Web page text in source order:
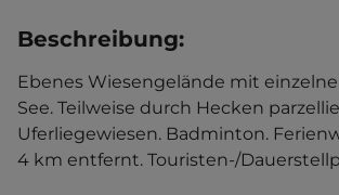
Beschreibung:
Ebenes Wiesengelände mit
See. Teilweise durch Hecken
Uferliegewiesen. Badminton.
4 km entfernt. Touristen-/